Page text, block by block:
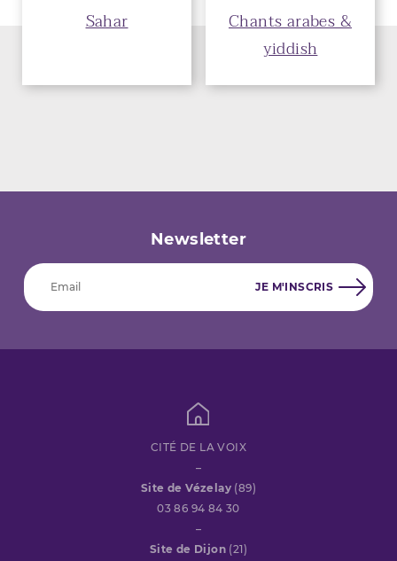
Sahar
Chants arabes &
yiddish
Newsletter
CITÉ DE LA VOIX
–
Site de Vézelay (89)
03 86 94 84 30
–
Site de Dijon (21)